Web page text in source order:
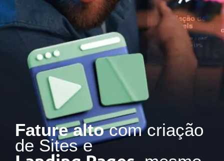
Fature altocom criação
de Sites e